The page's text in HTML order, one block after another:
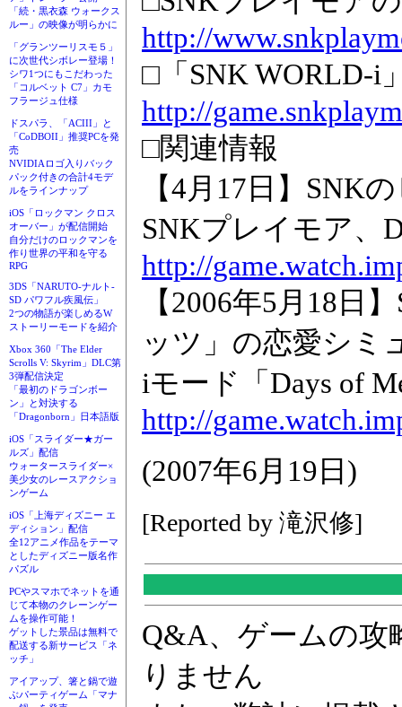
「続・黒衣森 ウォークス
ルー」の映像が明らかに
「グランツーリスモ５」
に次世代シボレー登場！
シワ1つにもこだわった
「コルベット C7」カモ
フラージュ仕様
ドスパラ、「ACIII」と
「CoDBOII」推奨PCを発
売
NVIDIAロゴ入りバック
パック付きの合計4モデ
ルをラインナップ
iOS「ロックマン クロス
オーバー」が配信開始
自分だけのロックマンを
作り世界の平和を守る
RPG
3DS「NARUTO-ナルト-
SD パワフル疾風伝」
2つの物語が楽しめるW
ストーリーモードを紹介
Xbox 360「The Elder
Scrolls V: Skyrim」DLC第
3弾配信決定
「最初のドラゴンボー
ン」と対決する
「Dragonborn」日本語版
iOS「スライダー★ガー
ルズ」配信
ウォータースライダー×
美少女のレースアクショ
ンゲーム
iOS「上海ディズニー エ
ディション」配信
全12アニメ作品をテーマ
としたディズニー版名作
パズル
PCやスマホでネットを通
じて本物のクレーンゲー
ムを操作可能！
ゲットした景品は無料で
配送する新サービス「ネ
ッチ」
アイアップ、箸と鍋で遊
ぶパーティゲーム「マナ
http://
□「SNK WORLD-i
http://
□関連情報
【4月17日】SNK
SNKプレイモア、
http://
【2006年5月18日
ッツ」の恋愛シミ
iモード「Days of
http://
(2007年6月19日)
[Reported by 滝沢修]
Q&A、ゲームの攻
りません